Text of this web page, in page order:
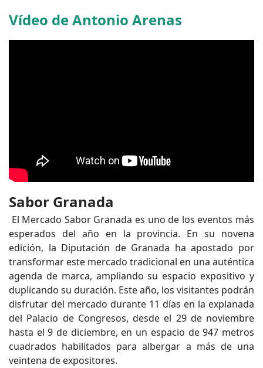
Vídeo de Antonio Arenas
Sabor Granada
El Mercado Sabor Granada es uno de los eventos más
esperados del año en la provincia. En su novena
edición, la Diputación de Granada ha apostado por
transformar este mercado tradicional en una auténtica
agenda de marca, ampliando su espacio expositivo y
duplicando su duración. Este año, los visitantes podrán
disfrutar del mercado durante 11 días en la explanada
del Palacio de Congresos, desde el 29 de noviembre
hasta el 9 de diciembre, en un espacio de 947 metros
cuadrados habilitados para albergar a más de una
veintena de expositores.